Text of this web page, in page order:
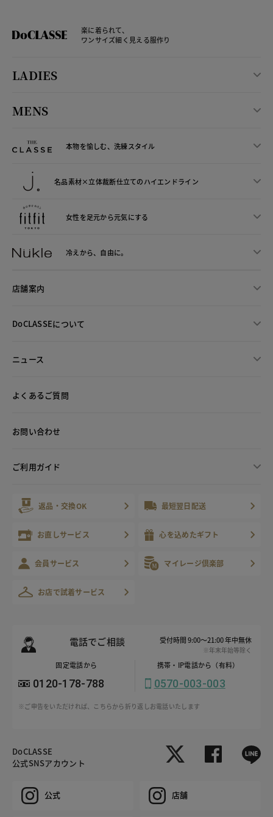
楽に着られて、
ワンサイズ細く見える服作り
LADIES
MENS
本物を愉しむ、洗練スタイル
名品素材×立体裁断仕立てのハイエンドライン
女性を足元から元気にする
冷えから、 自由に。
店舗案内
DoCLASSEについて
ニュース
よくあるご質問
お問い合わせ
ご利用ガイド
返品・交換OK 最短翌日配送
お直しサービス 心を込めたギフト
会員サービス マイレージ倶楽部
お店で試着サービス
電話でご相談 受付時間 9:00～21:00 年中無休
※年末年始等除く
固定電話から
0120-178-788
携帯・IP電話から（有料）
0570-003-003
※ご申告をいただければ、こちらから折り返しお電話いたします
DoCLASSE
公式SNSアカウント
公式 店舗